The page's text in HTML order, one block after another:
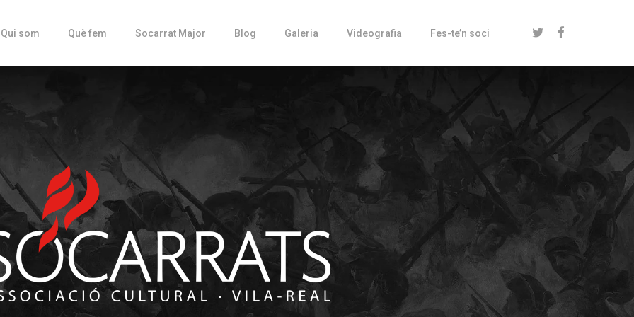
Qui som Què fem Socarrat Major Blog Galeria Videografia Fes-te’n soci twitter facebook